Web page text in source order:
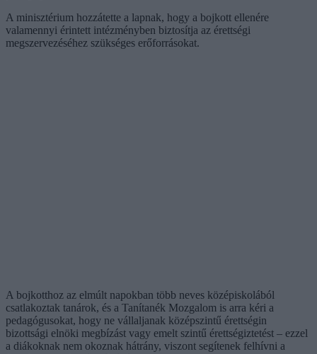
A minisztérium hozzátette a lapnak, hogy a bojkott ellenére
valamennyi érintett intézményben biztosítja az érettségi
megszervezéséhez szükséges erőforrásokat.
A bojkotthoz az elmúlt napokban több neves középiskolából
csatlakoztak tanárok, és a Tanítanék Mozgalom is arra kéri a
pedagógusokat, hogy ne vállaljanak középszintű érettségin
bizottsági elnöki megbízást vagy emelt szintű érettségiztetést – ezzel
a diákoknak nem okoznak hátrány, viszont segítenek felhívni a